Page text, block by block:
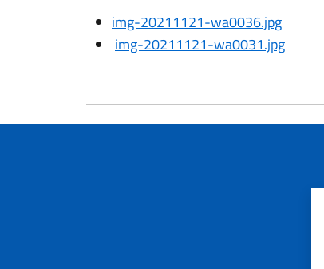
img-20211121-wa0036.jpg
img-20211121-wa0031.jpg